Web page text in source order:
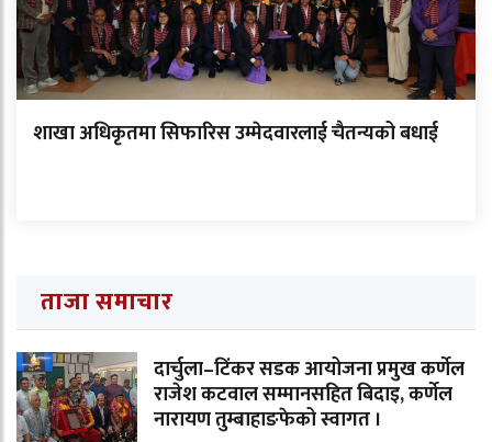
शाखा अधिकृतमा सिफारिस उम्मेदवारलाई चैतन्यको बधाई
ताजा समाचार
दार्चुला–टिंकर सडक आयोजना प्रमुख कर्णेल
राजेश कटवाल सम्मानसहित बिदाइ, कर्णेल
नारायण तुम्बाहाङफेको स्वागत ।